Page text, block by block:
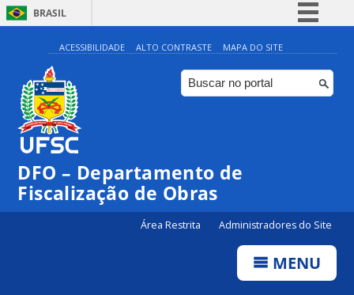
BRASIL
Simplifique!
Comunica BR
Participe
Canais
ACESSIBILIDADE ALTO CONTRASTE MAPA DO SITE
DFO – Departamento de
Fiscalização de Obras
Área Restrita Administradores do Site
MENU